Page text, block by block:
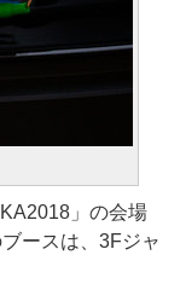
」の会場
ースは、3Fジャ